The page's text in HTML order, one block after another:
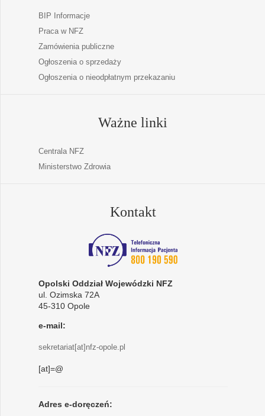
BIP Informacje
Praca w NFZ
Zamówienia publiczne
Ogłoszenia o sprzedaży
Ogłoszenia o nieodpłatnym przekazaniu
Ważne linki
Centrala NFZ
Ministerstwo Zdrowia
Kontakt
Opolski Oddział Wojewódzki NFZ
ul. Ozimska 72A
45-310 Opole
e-mail:
sekretariat[at]nfz-opole.pl
[at]=@
Adres e-doręczeń: